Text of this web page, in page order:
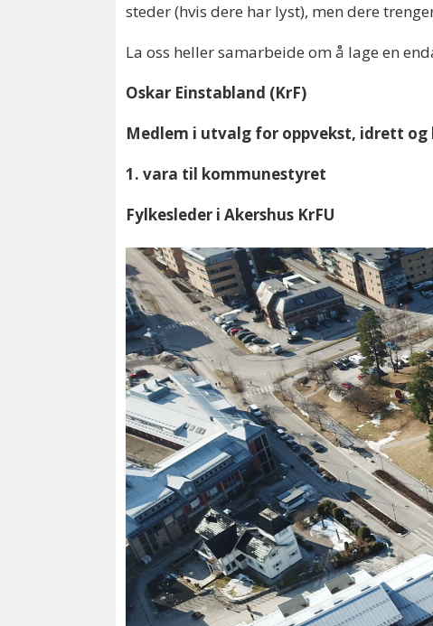
steder (hvis dere har lyst), men dere
La oss heller samarbeide om å lage en
Oskar Einstabland (KrF)
Medlem i utvalg for oppvekst, idrett
1. vara til kommunestyret
Fylkesleder i Akershus KrFU